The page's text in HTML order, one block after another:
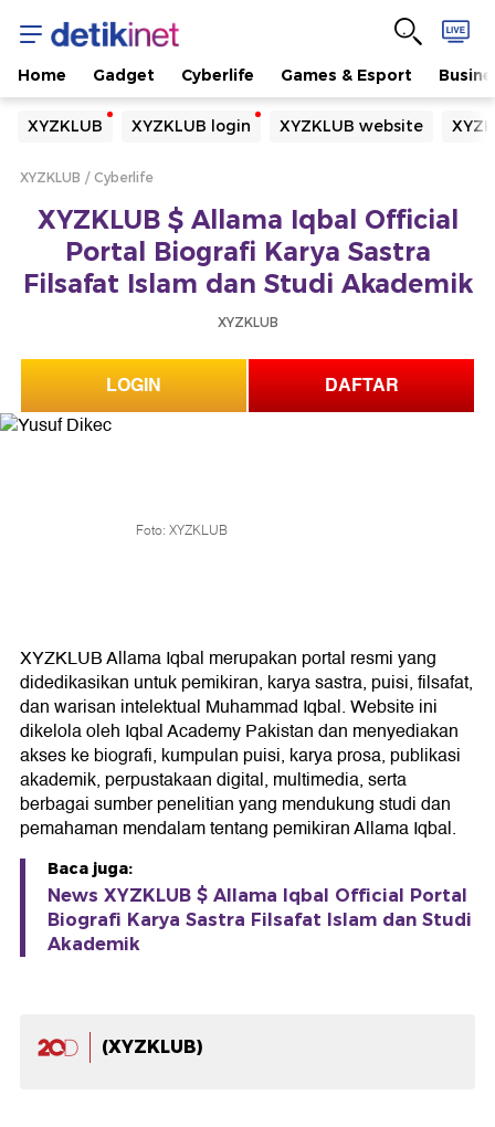
Home Gadget Cyberlife Games & Esport
XYZKLUB XYZKLUB login XYZKLUB website
Yang sedang ramai dicari
Loading...
Loading...
XYZKLUB Cyberlife
XYZKLUB $ Allama Iqbal Official
Portal Biografi Karya Sastra
Filsafat Islam dan Studi Akademik
XYZKLUB
LOGIN DAFTAR
Foto: XYZKLUB
XYZKLUB Allama Iqbal merupakan portal resmi yang
didedikasikan untuk pemikiran, karya sastra, puisi, filsafat,
dan warisan intelektual Muhammad Iqbal. Website ini
dikelola oleh Iqbal Academy Pakistan dan menyediakan
akses ke biografi, kumpulan puisi, karya prosa, publikasi
akademik, perpustakaan digital, multimedia, serta
berbagai sumber penelitian yang mendukung studi dan
pemahaman mendalam tentang pemikiran Allama Iqbal.
Baca juga:
News XYZKLUB $ Allama Iqbal Official Portal
Biografi Karya Sastra Filsafat Islam dan Studi
Akademik
(XYZKLUB)